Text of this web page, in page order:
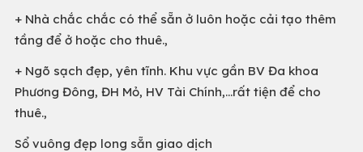
+ Nhà chắc chắc có thể sẵn ở luôn hoặc cải tạo thêm
tầng để ở hoặc cho thuê.,
+ Ngõ sạch đẹp, yên tĩnh. Khu vực gần BV Đa khoa
Phương Đông, ĐH Mỏ, HV Tài Chính,...rất tiện để cho
thuê.,
Sổ vuông đẹp long sẵn giao dịch